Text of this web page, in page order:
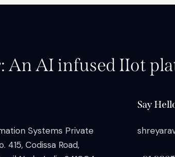
An AI infused IIot
Systems Private
415, Codissa Road,
Say